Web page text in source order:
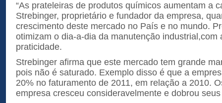
“As prateleiras de produtos químicos aumentam a
Strebinger, proprietário e fundador da empresa,
crescimento deste mercado no País e no mundo.
otimizam o dia-a-dia da manutenção industrial,com
praticidade.
Strebinger afirma que este mercado tem grande
pois não é saturado. Exemplo disso é que a
20% no faturamento de 2011, em relação a 2010.
empresa cresceu consideravelmente e dobrou